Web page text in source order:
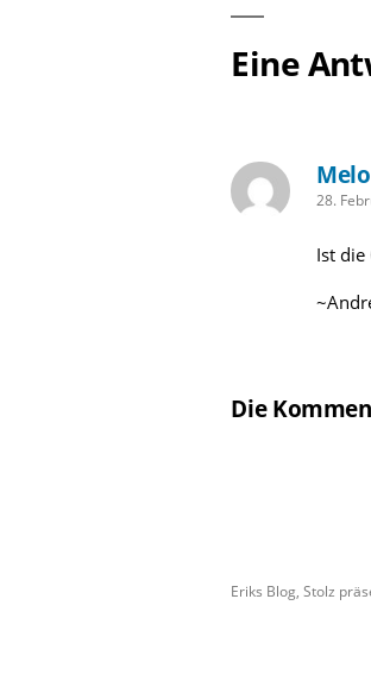
Eine
Melo
28.
Ist die
Die
Eriks Blog ,Stolz